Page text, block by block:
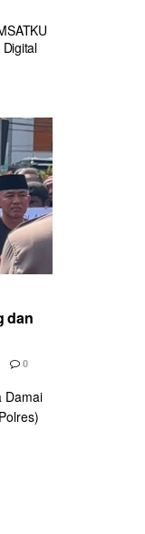
dan
0
Damai